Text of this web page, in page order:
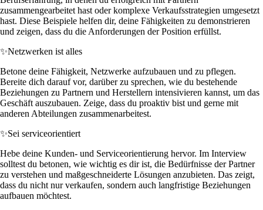
zusammengearbeitet hast oder komplexe Verkaufsstrategien umgesetzt
hast. Diese Beispiele helfen dir, deine Fähigkeiten zu demonstrieren
und zeigen, dass du die Anforderungen der Position erfüllst.
✨Netzwerken ist alles
Betone deine Fähigkeit, Netzwerke aufzubauen und zu pflegen.
Bereite dich darauf vor, darüber zu sprechen, wie du bestehende
Beziehungen zu Partnern und Herstellern intensivieren kannst, um das
Geschäft auszubauen. Zeige, dass du proaktiv bist und gerne mit
anderen Abteilungen zusammenarbeitest.
✨Sei serviceorientiert
Hebe deine Kunden- und Serviceorientierung hervor. Im Interview
solltest du betonen, wie wichtig es dir ist, die Bedürfnisse der Partner
zu verstehen und maßgeschneiderte Lösungen anzubieten. Das zeigt,
dass du nicht nur verkaufen, sondern auch langfristige Beziehungen
aufbauen möchtest.